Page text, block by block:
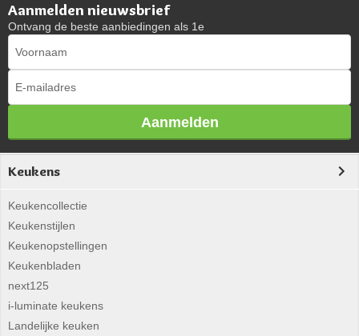
Aanmelden nieuwsbrief
Ontvang de beste aanbiedingen als 1e
Aanmelden
Keukens
Keukencollectie
Keukenstijlen
Keukenopstellingen
Keukenbladen
next125
i-luminate keukens
Landelijke keuken